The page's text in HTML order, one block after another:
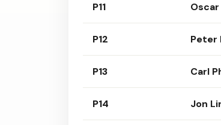
P11
P12 Peter
P13 Carl
P14 Jon